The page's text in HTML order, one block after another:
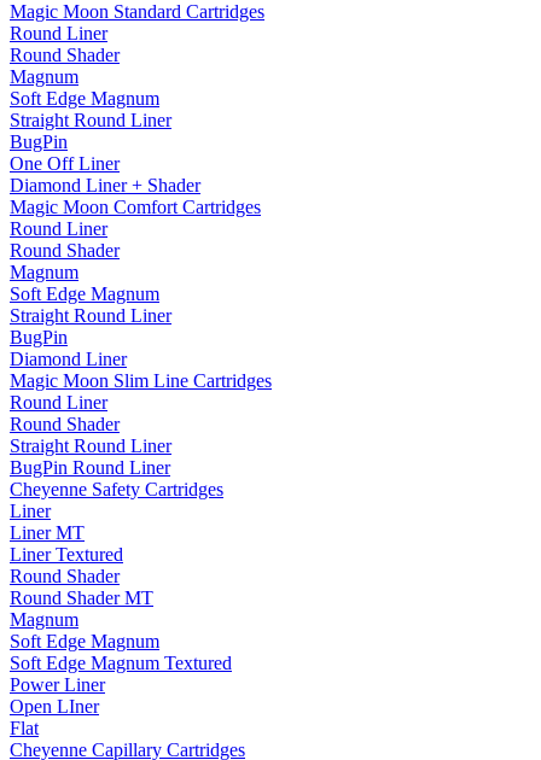
Magic Moon Standard Cartridges
Round Liner
Round Shader
Magnum
Soft Edge Magnum
Straight Round Liner
BugPin
One Off Liner
Diamond Liner + Shader
Magic Moon Comfort Cartridges
Round Liner
Round Shader
Magnum
Soft Edge Magnum
Straight Round Liner
BugPin
Diamond Liner
Magic Moon Slim Line Cartridges
Round Liner
Round Shader
Straight Round Liner
BugPin Round Liner
Cheyenne Safety Cartridges
Liner
Liner MT
Liner Textured
Round Shader
Round Shader MT
Magnum
Soft Edge Magnum
Soft Edge Magnum Textured
Power Liner
Open LIner
Flat
Cheyenne Capillary Cartridges